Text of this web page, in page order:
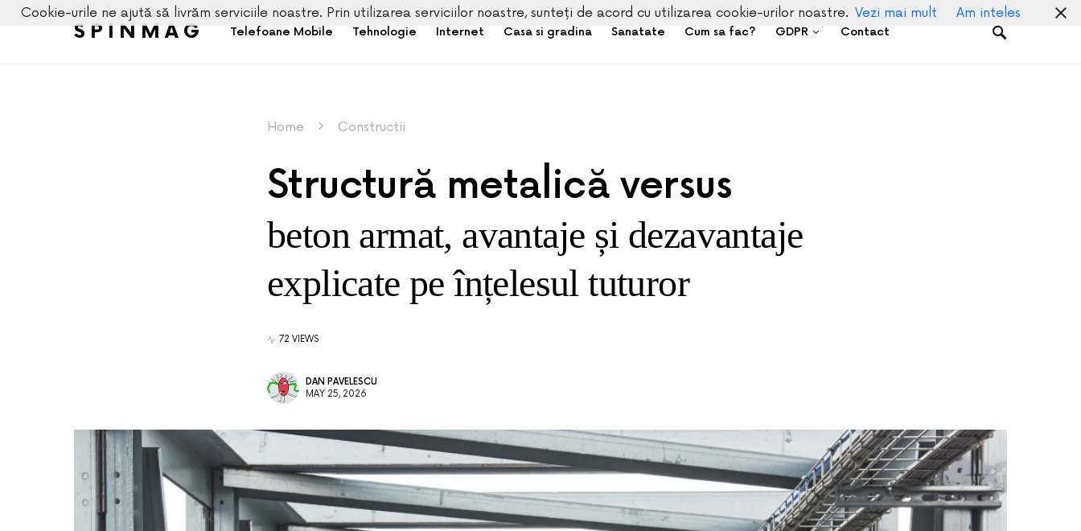
SPINMAG Telefoane Mobile Tehnologie Internet Casa si gradina Sanatate Cum sa fac? GDPR Contact
Home Constructii
Structură metalică versus
beton armat, avantaje și dezavantaje
explicate pe înțelesul tuturor
72 VIEWS
DAN PAVELESCU
MAY 25, 2026
Cookie-urile ne ajută să livrăm serviciile noastre. Prin utilizarea serviciilor noastre, sunteți de acord cu utilizarea cookie-urilor noastre. Vezi mai mult Am inteles